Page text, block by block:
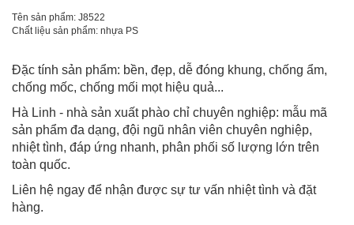
Tên sản phẩm: J8522
Chất liệu sản phẩm: nhựa PS
Đặc tính sản phẩm: bền, đẹp, dễ đóng khung, chống ẩm,
chống mốc, chống mối mọt hiệu quả...
Hà Linh - nhà sản xuất phào chỉ chuyên nghiệp: mẫu mã
sản phẩm đa dạng, đội ngũ nhân viên chuyên nghiệp,
nhiệt tình, đáp ứng nhanh, phân phối số lượng lớn trên
toàn quốc.
Liên hệ ngay để nhận được sự tư vấn nhiệt tình và đặt
hàng.